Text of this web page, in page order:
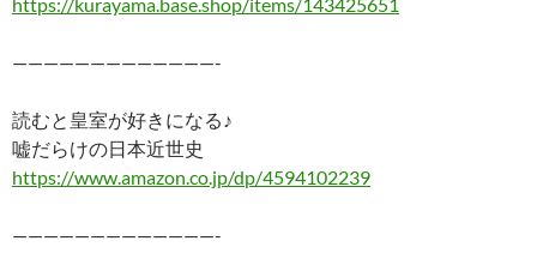
—————————————-
読むと皇室が好きになる♪
嘘だらけの日本近世史
https://www.amazon.co.jp/dp/4594102239
—————————————-